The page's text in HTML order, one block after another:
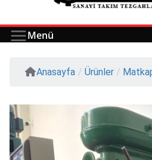
Menü
Anasayfa / Ürünler /